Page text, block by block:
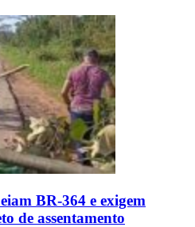
BR-364 e exigem
de assentamento